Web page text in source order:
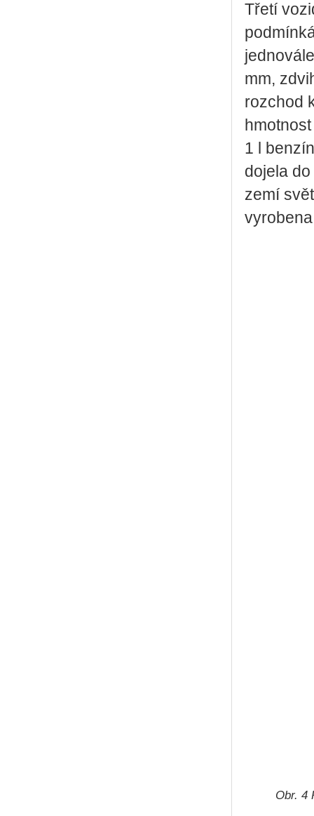
Třetí
mm,
rozchod
1 l
dojela
zemí
Obr. 4